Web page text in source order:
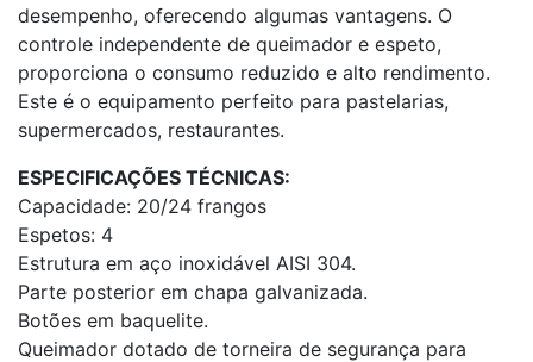
desempenho, oferecendo algumas vantagens. O
controle independente de queimador e espeto,
proporciona o consumo reduzido e alto rendimento.
Este é o equipamento perfeito para pastelarias,
supermercados, restaurantes.
ESPECIFICAÇÕES TÉCNICAS:
Capacidade: 20/24 frangos
Espetos: 4
Estrutura em aço inoxidável AISI 304.
Parte posterior em chapa galvanizada.
Botões em baquelite.
Queimador dotado de torneira de segurança para